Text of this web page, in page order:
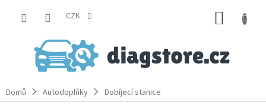
CZK
Domů Autodoplňky Dobíjecí stanice